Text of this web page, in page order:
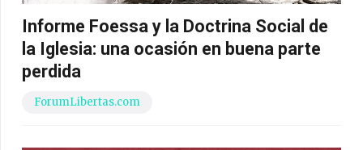
Informe Foessa y la Doctrina Social de
la Iglesia: una ocasión en buena parte
perdida
ForumLibertas.com